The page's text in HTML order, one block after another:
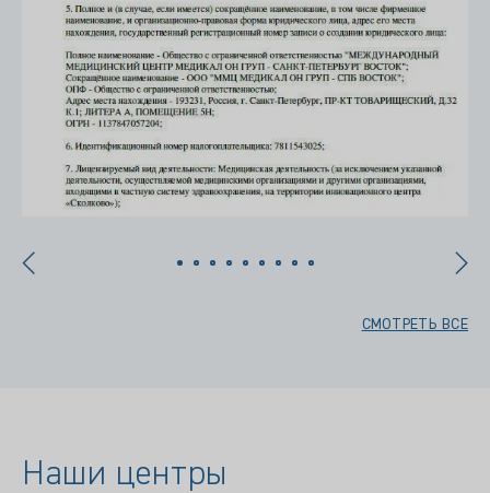
СМОТРЕТЬ ВСЕ
Наши центры